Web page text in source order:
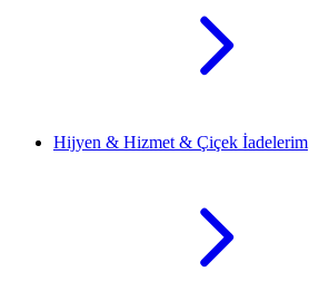
Hijyen & Hizmet & Çiçek İadelerim